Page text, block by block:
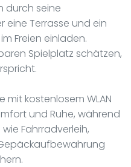
durch seine
eine Terrasse und ein
Freien einladen.
Spielplatz schätzen,
mit kostenlosem WLAN
und Ruhe, während
Fahrradverleih,